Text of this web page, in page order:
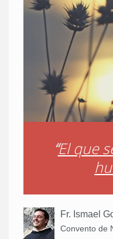
“El que
Fr. Ismael
Convento de